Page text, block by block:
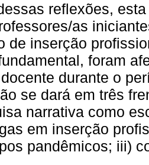
reflexões,
as
de inserção
foram
durante o
se dará em três
narrativa como
em inserção
pandêmicos; iii)